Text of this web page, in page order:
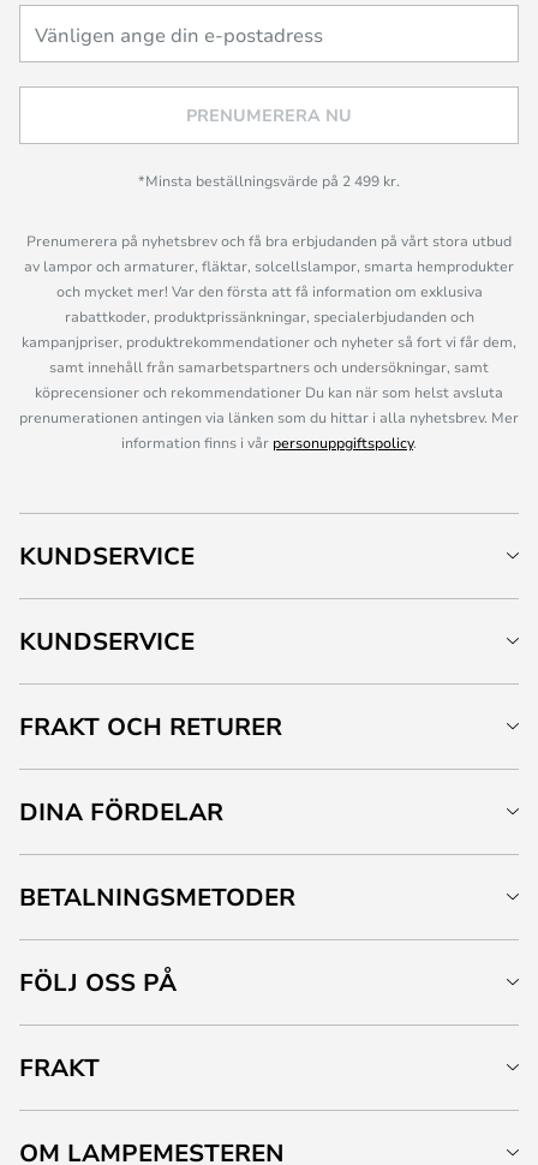
PRENUMERERA NU
*Minsta beställningsvärde på 2 499 kr.
Prenumerera på nyhetsbrev och få bra erbjudanden på vårt stora utbud
av lampor och armaturer, fläktar, solcellslampor, smarta hemprodukter
och mycket mer! Var den första att få information om exklusiva
rabattkoder, produktprissänkningar, specialerbjudanden och
kampanjpriser, produktrekommendationer och nyheter så fort vi får dem,
samt innehåll från samarbetspartners och undersökningar, samt
köprecensioner och rekommendationer Du kan när som helst avsluta
prenumerationen antingen via länken som du hittar i alla nyhetsbrev. Mer
information finns i vår personuppgiftspolicy.
KUNDSERVICE
KUNDSERVICE
FRAKT OCH RETURER
DINA FÖRDELAR
BETALNINGSMETODER
FÖLJ OSS PÅ
FRAKT
OM LAMPEMESTEREN